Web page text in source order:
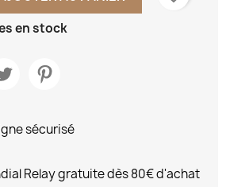
en stock
sécurisé
Relay gratuite dès 80€ d'achat